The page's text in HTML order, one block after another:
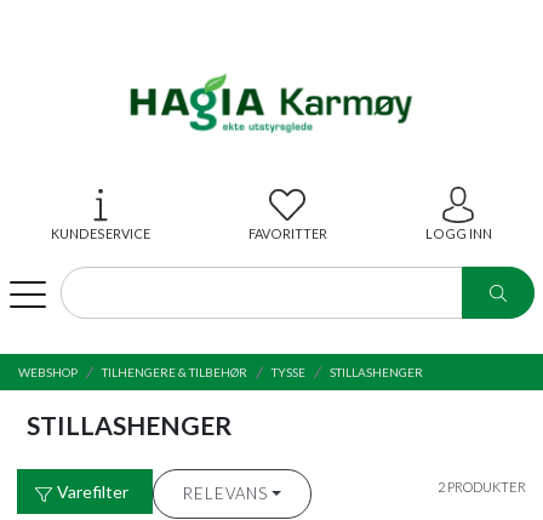
KUNDESERVICE FAVORITTER LOGG INN
WEBSHOP TILHENGERE & TILBEHØR TYSSE STILLASHENGER
STILLASHENGER
Varefilter RELEVANS 2 PRODUKTER